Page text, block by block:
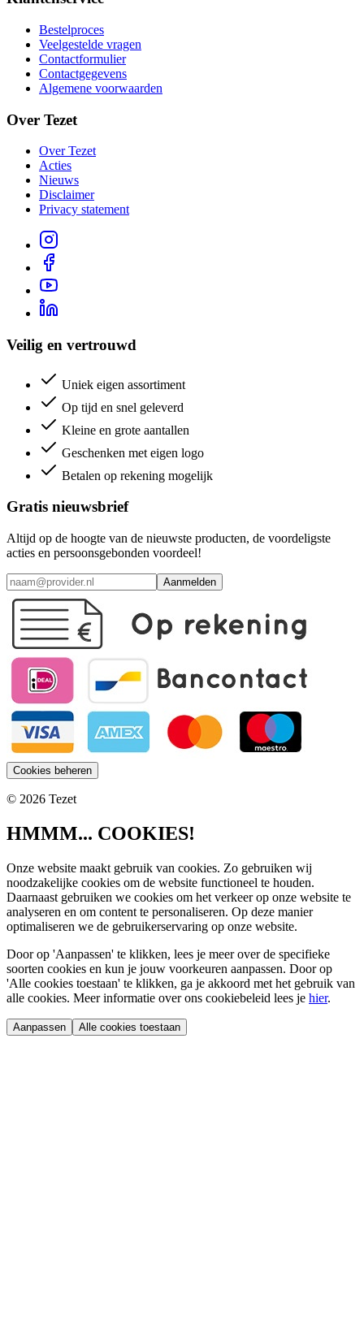
Bestelproces
Veelgestelde vragen
Contactformulier
Contactgegevens
Algemene voorwaarden
Over Tezet
Over Tezet
Acties
Nieuws
Disclaimer
Privacy statement
Veilig en vertrouwd
Uniek eigen assortiment
Op tijd en snel geleverd
Kleine en grote aantallen
Geschenken met eigen logo
Betalen op rekening mogelijk
Gratis nieuwsbrief
Altijd op de hoogte van de nieuwste producten, de voordeligste
acties en persoonsgebonden voordeel!
Aanmelden
Cookies beheren
© 2026 Tezet
HMMM... COOKIES!
Onze website maakt gebruik van cookies. Zo gebruiken wij
noodzakelijke cookies om de website functioneel te houden.
Daarnaast gebruiken we cookies om het verkeer op onze website te
analyseren en om content te personaliseren. Op deze manier
optimaliseren we de gebruikerservaring op onze website.
Door op 'Aanpassen' te klikken, lees je meer over de specifieke
soorten cookies en kun je jouw voorkeuren aanpassen. Door op
'Alle cookies toestaan' te klikken, ga je akkoord met het gebruik van
alle cookies. Meer informatie over ons cookiebeleid lees je hier.
Aanpassen Alle cookies toestaan